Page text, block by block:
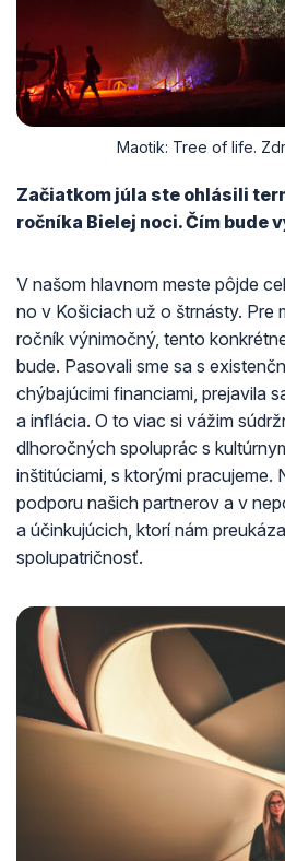
Maotik: Tree of life.
Začiatkom júla ste ohlásili
ročníka Bielej noci. Čím bude
V našom hlavnom meste pôjde
no v Košiciach už o štrnásty. Pre
ročník výnimočný, tento
bude. Pasovali sme sa s
chýbajúcimi financiami, prejavila
a inflácia. O to viac si vážim
dlhoročných spoluprác s
inštitúciami, s ktorými pracujeme.
podporu našich partnerov a v
a účinkujúcich, ktorí nám
spolupatričnosť.